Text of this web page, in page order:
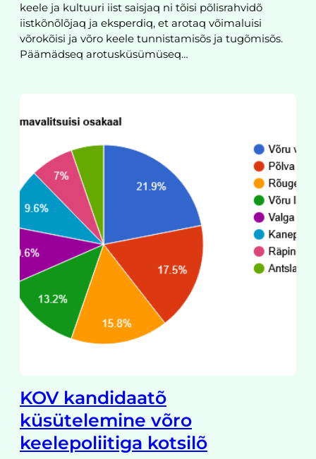
keele ja kultuuri iist saisjaq ni tõisi põlisrahvidõ
iistkõnõlõjaq ja eksperdiq, et arotaq võimaluisi
võrokõisi ja võro keele tunnistamisõs ja tugõmisõs.
Päämädseq arotusküsümüseq…
KOV kandidaatõ
küsütelemine võro
keelepoliitiga kotsilõ